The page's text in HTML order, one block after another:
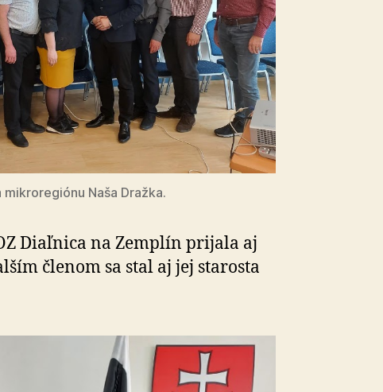
Naša Dražka.
Diaľnica na Zemplín prijala aj
členom sa stal aj jej starosta